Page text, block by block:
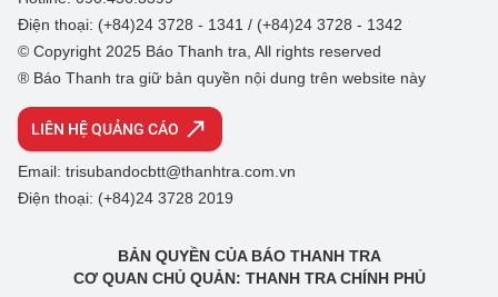
Điện thoại: (+84)24 3728 - 1341 / (+84)24 3728 - 1342
© Copyright 2025 Báo Thanh tra, All rights reserved
® Báo Thanh tra giữ bản quyền nội dung trên website này
LIÊN HỆ QUẢNG CÁO
Email: trisubandocbtt@thanhtra.com.vn
Điện thoại: (+84)24 3728 2019
BẢN QUYỀN CỦA BÁO THANH TRA
CƠ QUAN CHỦ QUẢN: THANH TRA CHÍNH PHỦ